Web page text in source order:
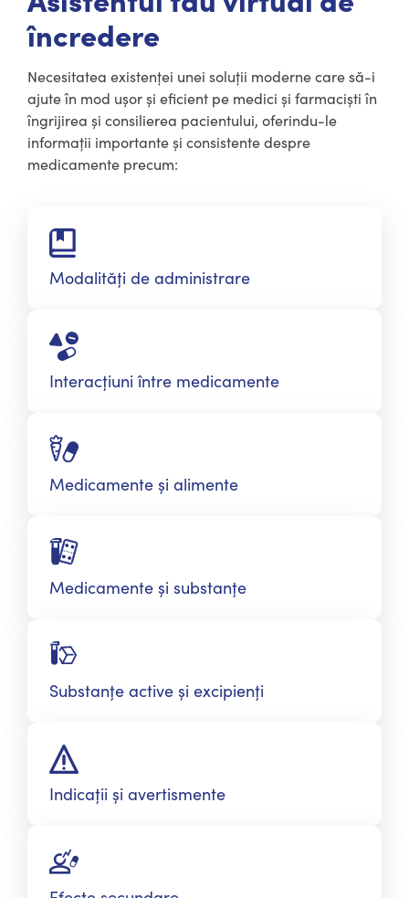
încredere
Necesitatea existenței unei soluții moderne care să-i
ajute în mod ușor și eficient pe medici și farmaciști în
îngrijirea și consilierea pacientului, oferindu-le
informații importante și consistente despre
medicamente precum:
Modalități de administrare
Interacțiuni între medicamente
Medicamente și alimente
Medicamente și substanțe
Substanțe active și excipienți
Indicații și avertismente